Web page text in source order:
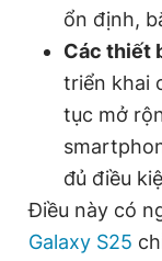
ổn định,
Các thiết
triển khai
tục mở
đủ điều
Điều này có
Galaxy S25